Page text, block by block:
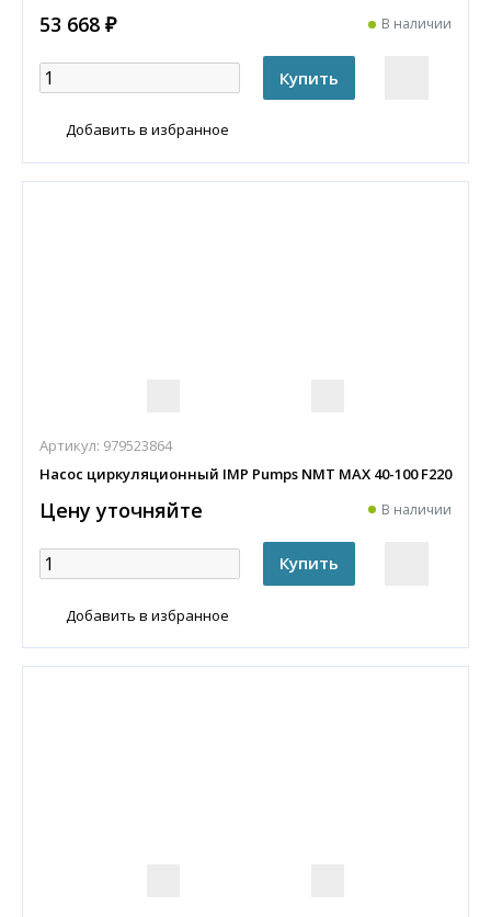
53 668 ₽ В наличии
Добавить в избранное
Артикул: 979523864
Насос циркуляционный IMP Pumps NMT MAX 40-100 F220
Цену уточняйте В наличии
Добавить в избранное